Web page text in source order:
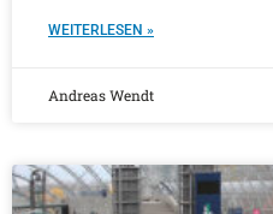
WEITERLESEN »
Andreas Wendt